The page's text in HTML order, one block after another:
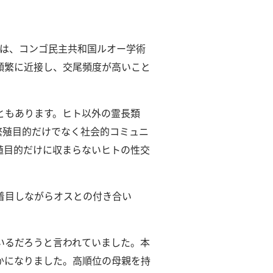
、コンゴ民主共和国ルオー学術
に近接し、交尾頻度が高いこと
あります。 ヒト以外の霊長類
目的だけでなく社会的コミュニ
的だけに収まらないヒトの性交
しながらオスとの付き合い
だろうと言われていました。本
なりました。 高順位の母親を持